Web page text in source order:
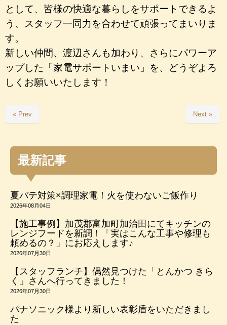
として、皆様の快適な暮らしをサポートできるよ
う、スタッフ一同力を合わせて頑張ってまいりま
す。
新しい仲間、渡辺さんも加わり、さらにパワーア
ップした「家電サポートいまい」を、どうぞよろ
しくお願いいたします！
« Prev Next »
最新記事
夏バテ対策×調理家電！火を使わないご飯作り
2026年08月04日
【施工事例】加茂郡富加町加治田にてキッチンの
レンジフードを新調！「実はこんな工事や修理も
頼めるの？」にお応えします♪
2026年07月30日
【スタッフランチ】偶然見つけた「とんかつ きら
く」さんへ行ってきました！
2026年07月30日
パナソニック様より新しい表彰盾をいただきまし
た